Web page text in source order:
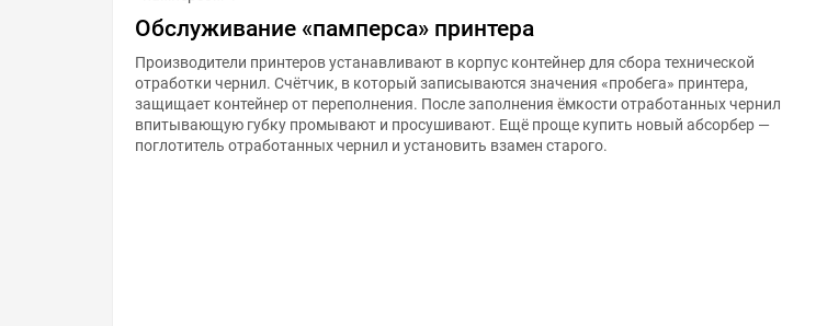
Обслуживание «памперса» принтера
Производители принтеров устанавливают в корпус контейнер для сбора технической
отработки чернил. Счётчик, в который записываются значения «пробега» принтера,
защищает контейнер от переполнения. После заполнения ёмкости отработанных чернил
впитывающую губку промывают и просушивают. Ещё проще купить новый абсорбер —
поглотитель отработанных чернил и установить взамен старого.